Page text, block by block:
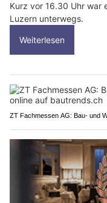
Kurz vor 16.30 Uhr war
Luzern unterwegs.
Weiterlesen
ZT Fachmessen AG: Bau- und